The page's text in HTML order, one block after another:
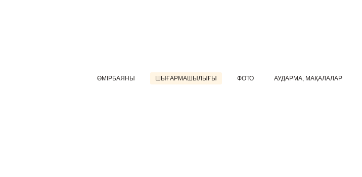
ӨМІРБАЯНЫ ШЫҒАРМАШЫЛЫҒЫ ФОТО АУДАРМА, МАҚАЛАЛАР